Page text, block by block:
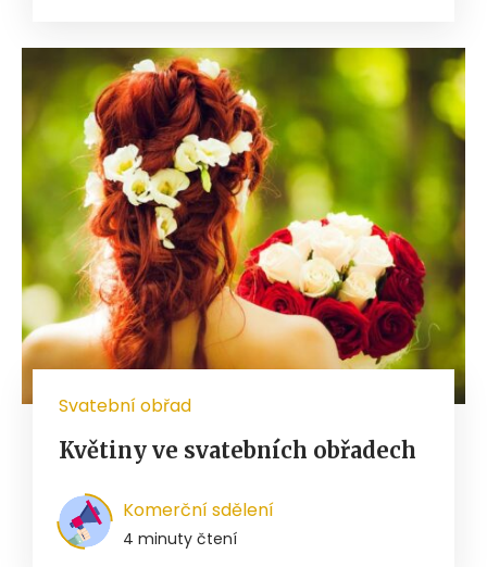
Svatební obřad
Květiny ve svatebních obřadech
Komerční sdělení
4 minuty čtení